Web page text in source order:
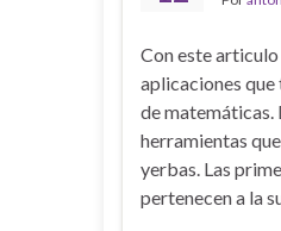
Con este
aplicaciones
de matemáticas.
herramientas
yerbas. Las
pertenecen a la